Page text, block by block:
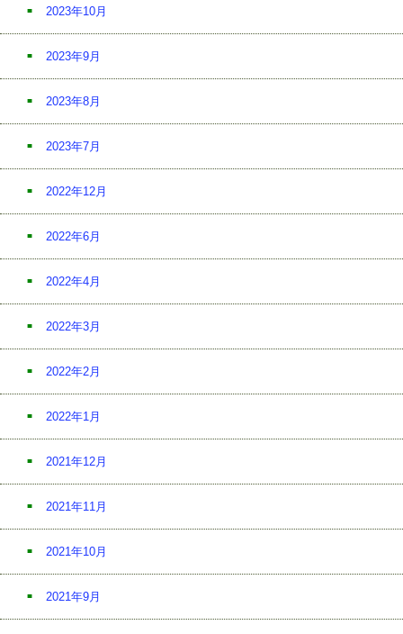
2023年10月
2023年9月
2023年8月
2023年7月
2022年12月
2022年6月
2022年4月
2022年3月
2022年2月
2022年1月
2021年12月
2021年11月
2021年10月
2021年9月